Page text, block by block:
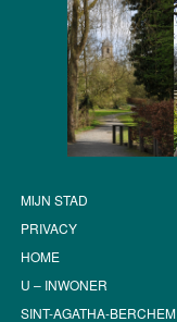
MIJN STAD
PRIVACY
HOME
U – INWONER
SINT-AGATHA-BERCHEM